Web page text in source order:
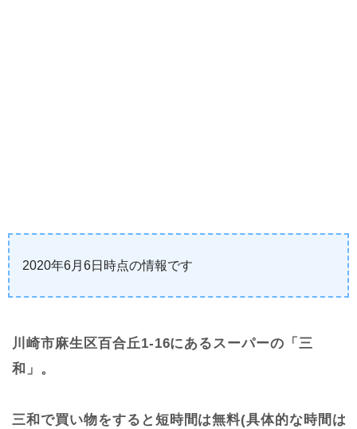
2020年6月6日時点の情報です
川崎市麻生区百合丘1-16にあるスーパーの「三
和」。
三和で買い物をすると短時間は無料(具体的な時間は